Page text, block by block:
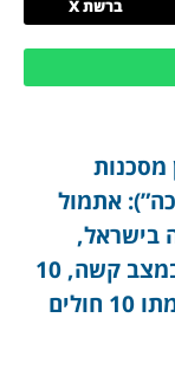
ברשת X
מסכנות
אתמול
קורונה בישראל,
וכעת יש 4,623 פעילים. 45 מהם במצב קשה, 10
מונשמים. מאז נכנסה ממשלה זו, מתו 10 חולים